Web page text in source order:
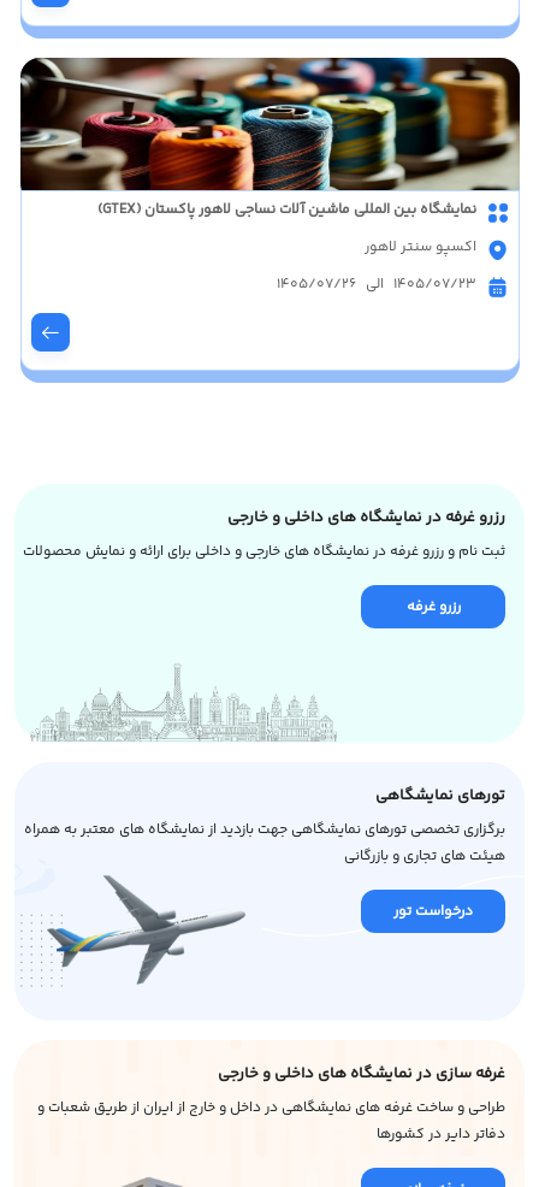
نمایشگاه بین المللی ماشین آلات نساجی لاهور پاکستان (GTEX)
اکسپو سنتر لاهور
1405/07/23 الی 1405/07/26
رزرو غرفه در نمایشگاه های داخلی و خارجی
ثبت نام و رزرو غرفه در نمایشگاه های خارجی و داخلی برای ارائه و نمایش محصولات
رزرو غرفه
تورهای نمایشگاهی
برگزاری تخصصی تورهای نمایشگاهی جهت بازدید از نمایشگاه های معتبر به همراه
هیئت های تجاری و بازرگانی
درخواست تور
غرفه سازی در نمایشگاه های داخلی و خارجی
طراحی و ساخت غرفه های نمایشگاهی در داخل و خارج از ایران از طریق شعبات و
دفاتر دایر در کشورها